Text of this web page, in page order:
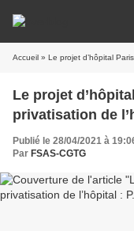
Accueil » Le projet d’hôpital Paris-
Le projet
Publié le 28/04/2021 à
Par FSAS-CGTG